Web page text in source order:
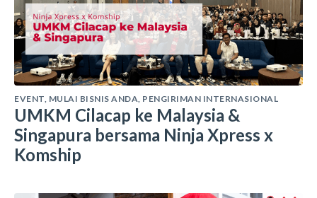
EVENT, MULAI BISNIS ANDA, PENGIRIMAN INTERNASIONAL
UMKM Cilacap ke Malaysia &
Singapura bersama Ninja Xpress x
Komship